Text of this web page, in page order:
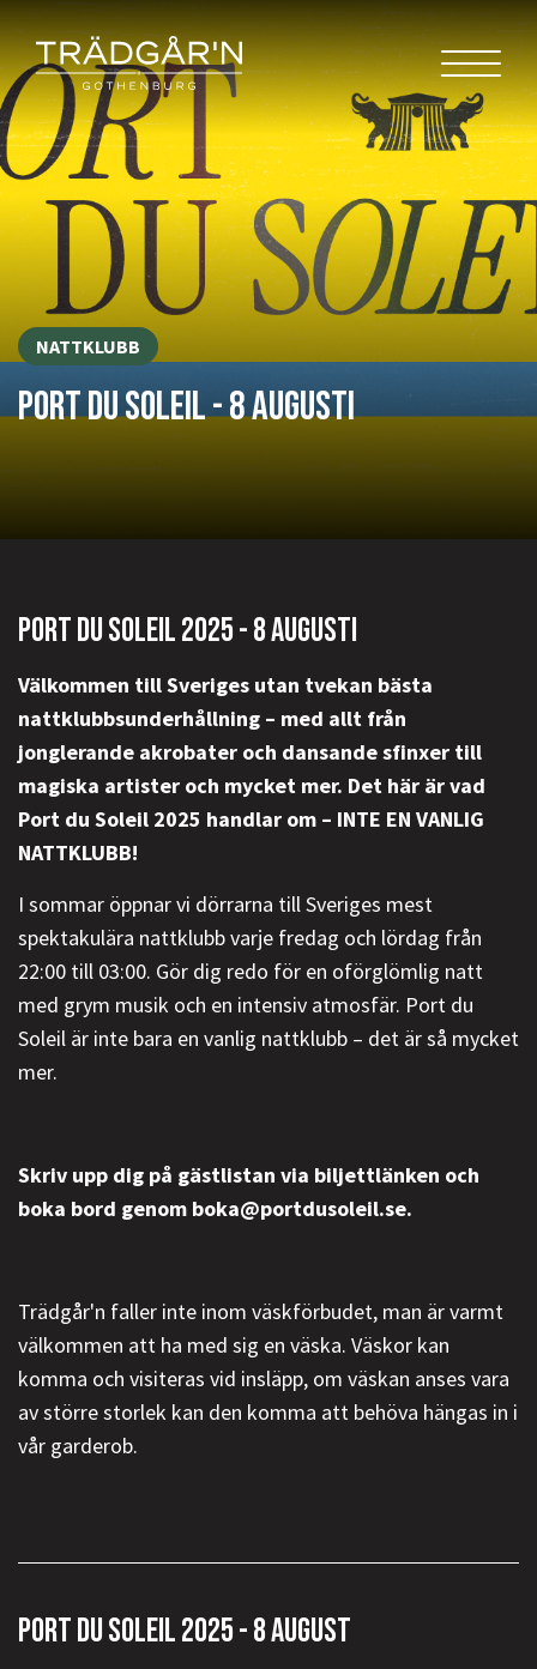
NATTKLUBB
PORT DU SOLEIL - 8 AUGUSTI
PORT DU SOLEIL 2025 - 8 AUGUSTI
Välkommen till Sveriges utan tvekan bästa
nattklubbsunderhållning – med allt från
jonglerande akrobater och dansande sfinxer till
magiska artister och mycket mer. Det här är vad
Port du Soleil 2025 handlar om – INTE EN VANLIG
NATTKLUBB!
I sommar öppnar vi dörrarna till Sveriges mest
spektakulära nattklubb varje fredag och lördag från
22:00 till 03:00. Gör dig redo för en oförglömlig natt
med grym musik och en intensiv atmosfär. Port du
Soleil är inte bara en vanlig nattklubb – det är så mycket
mer.
Skriv upp dig på gästlistan via biljettlänken och
boka bord genom boka@portdusoleil.se.
Trädgår'n faller inte inom väskförbudet, man är varmt
välkommen att ha med sig en väska. Väskor kan
komma och visiteras vid insläpp, om väskan anses vara
av större storlek kan den komma att behöva hängas in i
vår garderob.
PORT DU SOLEIL 2025 - 8 AUGUST